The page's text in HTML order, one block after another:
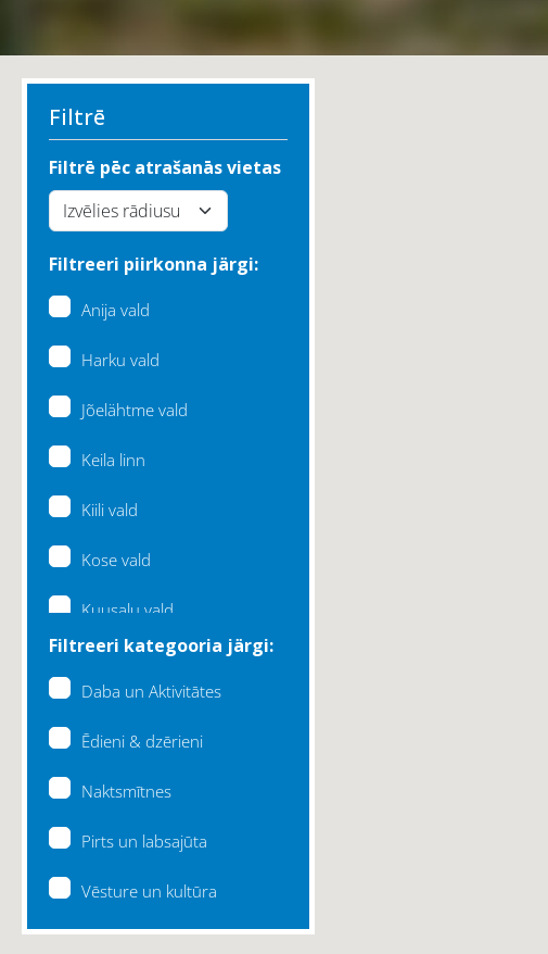
Filtrē
Filtrē pēc atrašanās vietas
Filtreeri piirkonna järgi:
Anija vald
Harku vald
Jõelähtme vald
Keila linn
Kiili vald
Kose vald
Kuusalu vald
Lääne-Harju vald
Filtreeri kategooria järgi:
Daba un Aktivitātes
Ēdieni & dzērieni
Naktsmītnes
Pirts un labsajūta
Vēsture un kultūra